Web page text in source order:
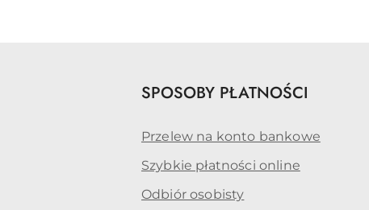
SPOSOBY PŁATNOŚCI
Przelew na konto bankowe
Szybkie płatności online
Odbiór osobisty